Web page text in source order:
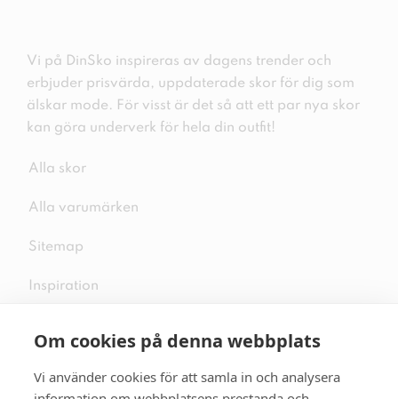
Om cookies på denna webbplats
Vi använder cookies för att samla in och analysera
Vi på DinSko inspireras av dagens trender och
erbjuder prisvärda, uppdaterade skor för dig som
älskar mode. För visst är det så att ett par nya skor
kan göra underverk för hela din outfit!
Alla skor
Alla varumärken
Sitemap
Inspiration